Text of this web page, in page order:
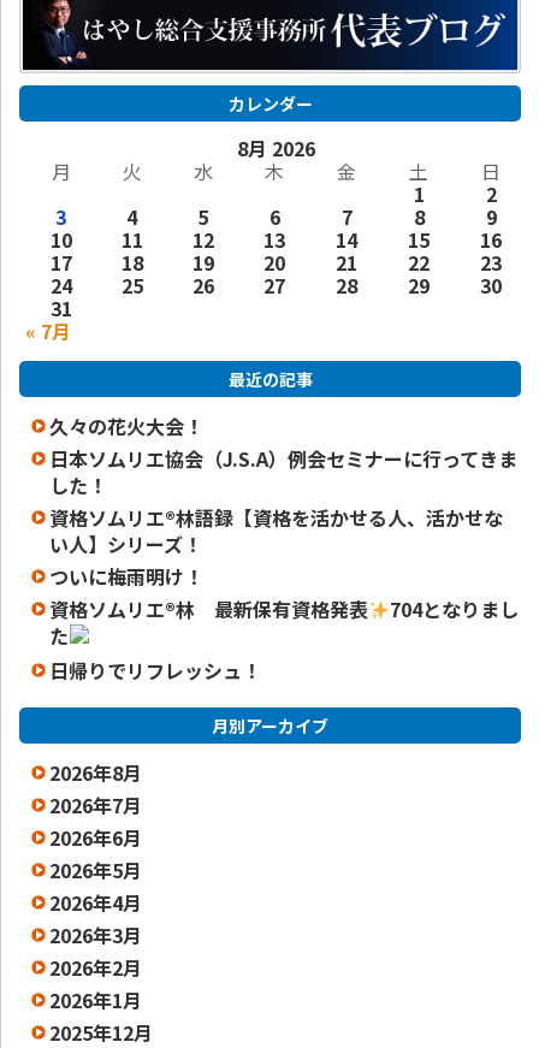
カレンダー
8月 2026
月 火 水 木 金 土 日
« 7月
1 2
3 4 5 6 7 8 9
10 11 12 13 14 15 16
17 18 19 20 21 22 23
24 25 26 27 28 29 30
31
最近の記事
久々の花火大会！
日本ソムリエ協会（J.S.A）例会セミナーに行ってきま
した！
資格ソムリエ®️林語録【資格を活かせる人、活かせな
い人】シリーズ！
ついに梅雨明け！
資格ソムリエ®️林 最新保有資格発表
704となりまし
た
日帰りでリフレッシュ！
月別アーカイブ
2026年8月
2026年7月
2026年6月
2026年5月
2026年4月
2026年3月
2026年2月
2026年1月
2025年12月